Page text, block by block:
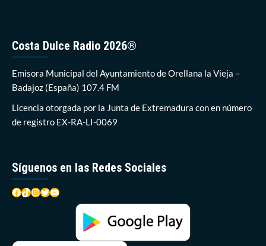
Costa Dulce Radio 2026®
Emisora Municipal del Ayuntamiento de Orellana la Vieja –
Badajoz (España) 107.4 FM
Licencia otorgada por la Junta de Extremadura con en número
de registro EX-RA-LI-0069
Síguenos en las Redes Sociales
Facebook
TikTok
Instagram
Twitter
YouTube